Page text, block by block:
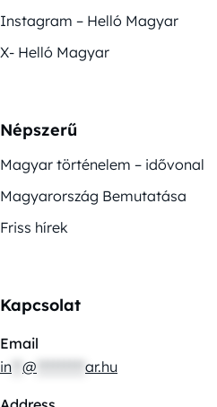
Instagram – Helló Magyar
X- Helló Magyar
Népszerű
Magyar történelem – idővonal
Magyarország Bemutatása
Friss hírek
Kapcsolat
Email
in @ ar.hu